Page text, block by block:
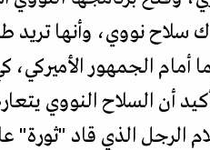
نووي، وأنها تريد
أمام الجمهور
أن السلاح النووي
الذي قاد "ثورة" عام